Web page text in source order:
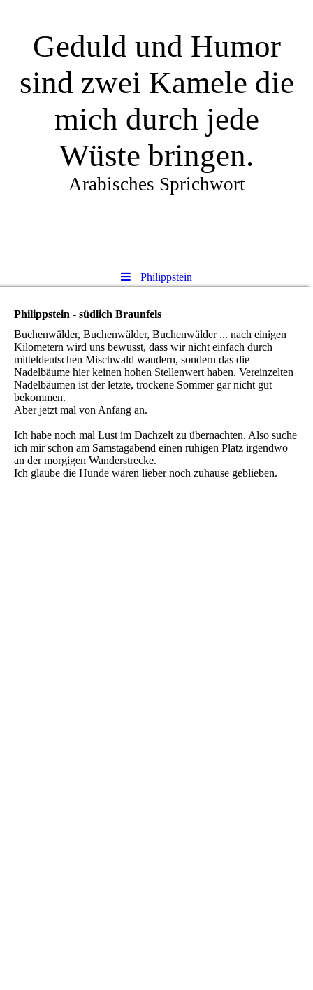
Geduld und Humor
sind zwei Kamele die
mich durch jede
Wüste bringen.
Arabisches Sprichwort
Philippstein
Philippstein - südlich Braunfels
Buchenwälder, Buchenwälder, Buchenwälder ... nach einigen
Kilometern wird uns bewusst, dass wir nicht einfach durch
mitteldeutschen Mischwald wandern, sondern das die
Nadelbäume hier keinen hohen Stellenwert haben. Vereinzelten
Nadelbäumen ist der letzte, trockene Sommer gar nicht gut
bekommen.
Aber jetzt mal von Anfang an.
Ich habe noch mal Lust im Dachzelt zu übernachten. Also suche
ich mir schon am Samstagabend einen ruhigen Platz irgendwo
an der morgigen Wanderstrecke.
Ich glaube die Hunde wären lieber noch zuhause geblieben.